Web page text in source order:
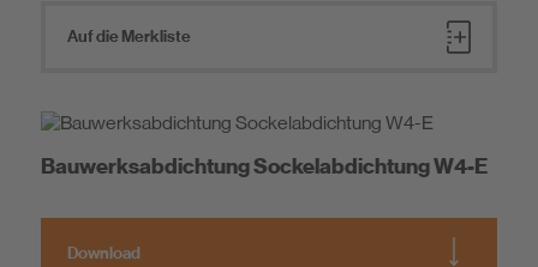
Auf die Merkliste
Bauwerksabdichtung Sockelabdichtung W4-E
Download